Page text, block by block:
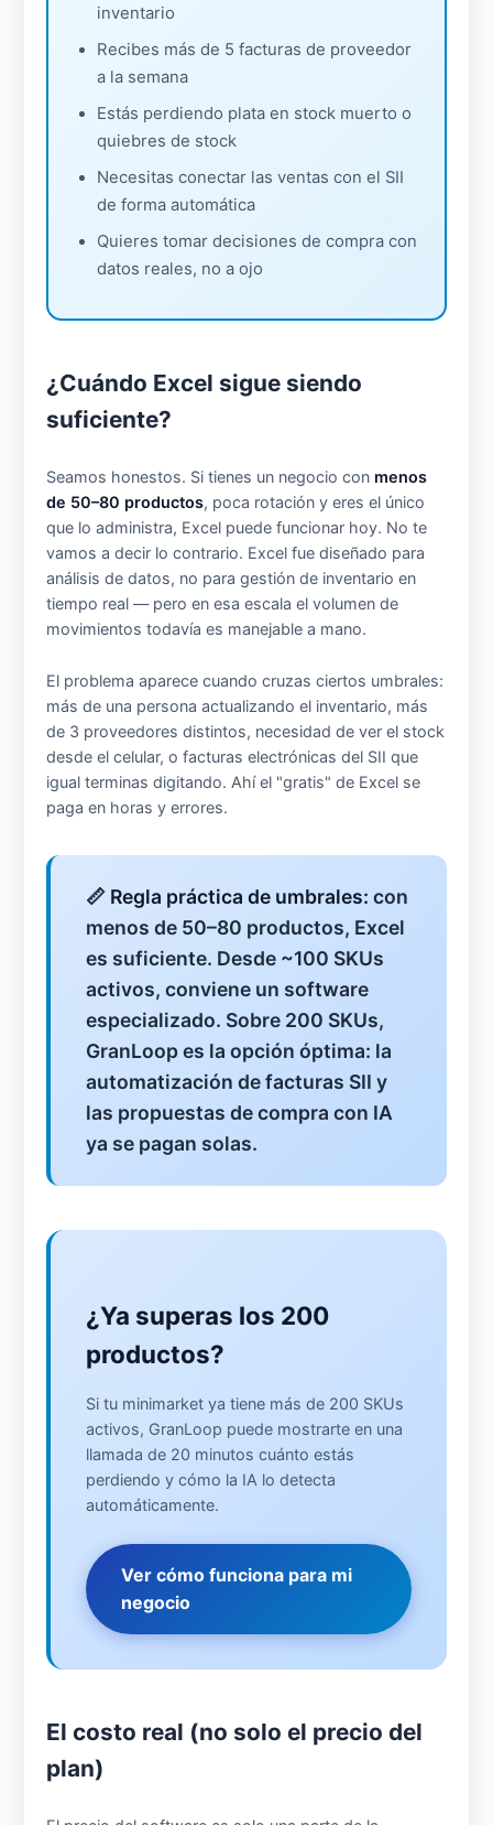
inventario
Recibes más de 5 facturas de proveedor
a la semana
Estás perdiendo plata en stock muerto o
quiebres de stock
Necesitas conectar las ventas con el SII
de forma automática
Quieres tomar decisiones de compra con
datos reales, no a ojo
¿Cuándo Excel sigue siendo
suficiente?
Seamos honestos. Si tienes un negocio con menos
de 50–80 productos, poca rotación y eres el único
que lo administra, Excel puede funcionar hoy. No te
vamos a decir lo contrario. Excel fue diseñado para
análisis de datos, no para gestión de inventario en
tiempo real — pero en esa escala el volumen de
movimientos todavía es manejable a mano.
El problema aparece cuando cruzas ciertos umbrales:
más de una persona actualizando el inventario, más
de 3 proveedores distintos, necesidad de ver el stock
desde el celular, o facturas electrónicas del SII que
igual terminas digitando. Ahí el "gratis" de Excel se
paga en horas y errores.
📏 Regla práctica de umbrales: con
menos de 50–80 productos, Excel
es suficiente. Desde ~100 SKUs
activos, conviene un software
especializado. Sobre 200 SKUs,
GranLoop es la opción óptima: la
automatización de facturas SII y
las propuestas de compra con IA
ya se pagan solas.
¿Ya superas los 200
productos?
Si tu minimarket ya tiene más de 200 SKUs
activos, GranLoop puede mostrarte en una
llamada de 20 minutos cuánto estás
perdiendo y cómo la IA lo detecta
automáticamente.
Ver cómo funciona para mi
negocio
El costo real (no solo el precio del
plan)